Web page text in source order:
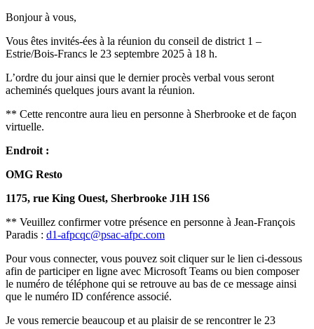
Bonjour à vous,
Vous êtes invités-ées à la réunion du conseil de district 1 –
Estrie/Bois-Francs le 23 septembre 2025 à 18 h.
L’ordre du jour ainsi que le dernier procès verbal vous seront
acheminés quelques jours avant la réunion.
** Cette rencontre aura lieu en personne à Sherbrooke et de façon
virtuelle.
Endroit :
OMG Resto
1175, rue King Ouest, Sherbrooke J1H 1S6
** Veuillez confirmer votre présence en personne à Jean-François
Paradis : d1-afpcqc@psac-afpc.com
Pour vous connecter, vous pouvez soit cliquer sur le lien ci-dessous
afin de participer en ligne avec Microsoft Teams ou bien composer
le numéro de téléphone qui se retrouve au bas de ce message ainsi
que le numéro ID conférence associé.
Je vous remercie beaucoup et au plaisir de se rencontrer le 23